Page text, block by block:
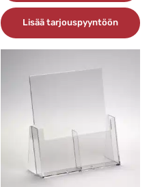
Lisää tarjouspyyntöön